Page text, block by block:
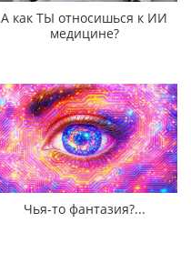
А как ТЫ относишься к ИИ
медицине?
Чья-то фантазия?...